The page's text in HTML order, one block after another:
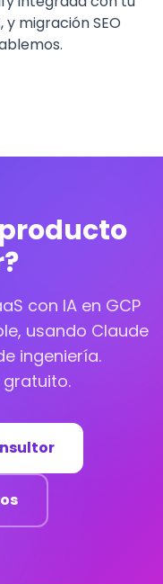
migración SEO
con IA en GCP
usando Claude
ingeniería.